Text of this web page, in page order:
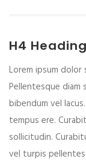
H4 Heading
Lorem ipsum
Pellentesque
bibendum vel
tempus ere.
sollicitudin.
vel turpis